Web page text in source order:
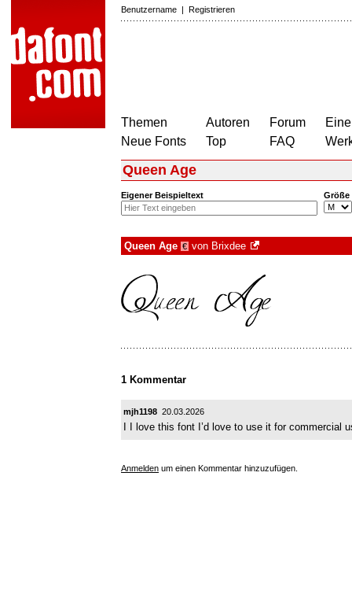
Benutzername | Registrieren
Themen
Neue Fonts
Autoren
Top
Forum
FAQ
Queen Age
Eigener Beispieltext Größe
Queen Age € von Brixdee
1 Kommentar
mjh1198 20.03.2026
I I love this font I’d love to use it for commercial
Anmelden um einen Kommentar hinzuzufügen.